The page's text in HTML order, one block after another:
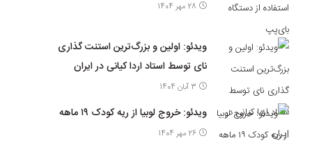
28 مهر 1404
ویدئو: اولین و بزرگ‌ترین استنت گذاری
نای توسط استاد اردا کیانی در ایران
3 آبان 1404
ویدئو: خروج لوبیا از ریه کودک ۱۹ ماهه
26 مهر 1404